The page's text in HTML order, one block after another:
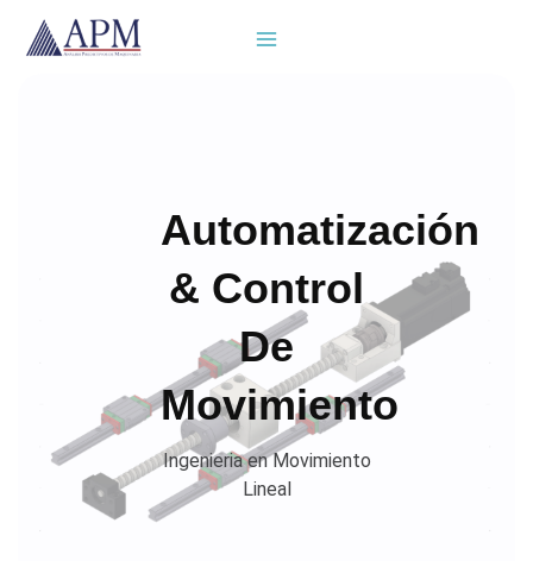
Automatización
& Control
De
Movimiento
Ingenieria en Movimiento
Lineal